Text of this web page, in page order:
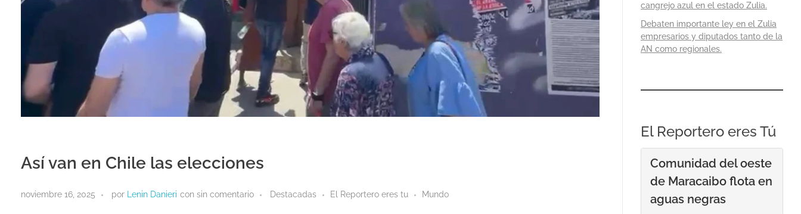
Así van en Chile las elecciones
noviembre 16, 2025 por Lenin Danieri con sin comentario Destacadas El Reportero eres tu Mundo
cangrejo azul en el estado Zulia.
Debaten importante ley en el Zulia
empresarios y diputados tanto de la
AN como regionales.
El Reportero eres Tú
Comunidad del oeste
de Maracaibo flota en
aguas negras